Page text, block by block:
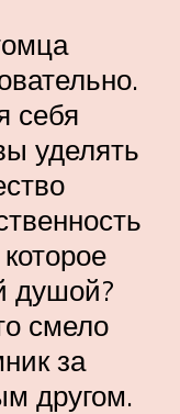
себя
уделять
душой?
смело
за
другом.